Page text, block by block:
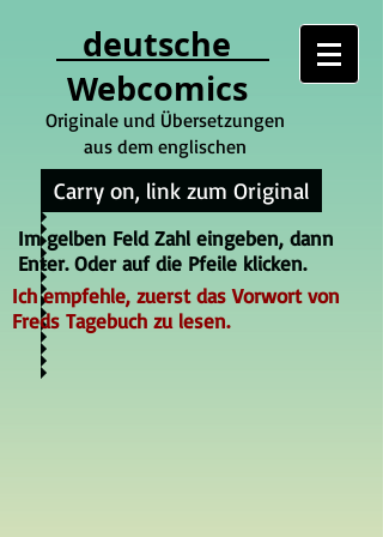
deutsche
Webcomics
Originale und Übersetzungen
aus dem englischen
Carry on, link zum Original
Im gelben Feld Zahl eingeben, dann
Enter. Oder auf die Pfeile klicken.
Ich empfehle, zuerst das Vorwort von
Freds Tagebuch zu lesen.